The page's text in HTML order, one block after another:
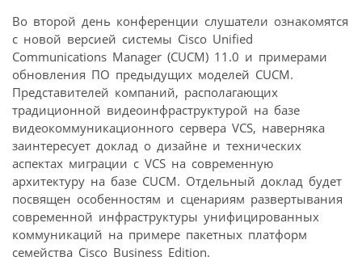
Во второй день конференции слушатели ознакомятся
с новой версией системы Cisco Unified
Communications Manager (CUCM) 11.0 и примерами
обновления ПО предыдущих моделей CUCM.
Представителей компаний, располагающих
традиционной видеоинфраструктурой на базе
видеокоммуникационного сервера VCS, наверняка
заинтересует доклад о дизайне и технических
аспектах миграции с VCS на современную
архитектуру на базе CUCM. Отдельный доклад будет
посвящен особенностям и сценариям развертывания
современной инфраструктуры унифицированных
коммуникаций на примере пакетных платформ
семейства Cisco Business Edition.